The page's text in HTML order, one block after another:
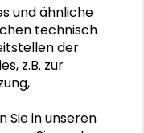
Wasser“und
„Wem
einer
und ähnliche
technisch
der
z.B. zur
Sie in unseren